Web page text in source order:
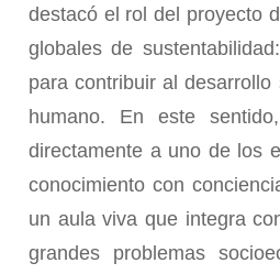
destacó el rol del proyecto
globales de
para contribuir al
humano. En este
directamente a uno de los
conocimiento con
un aula viva que integra
grandes problemas